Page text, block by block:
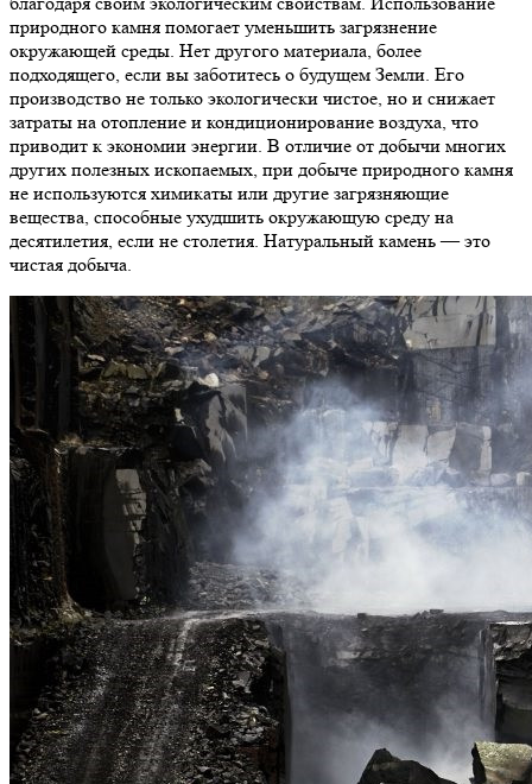
природного камня помогает уменьшить загрязнение
окружающей среды. Нет другого материала, более
подходящего, если вы заботитесь о будущем Земли. Его
производство не только экологически чистое, но и снижает
затраты на отопление и кондиционирование воздуха, что
приводит к экономии энергии. В отличие от добычи многих
других полезных ископаемых, при добыче природного камня
не используются химикаты или другие загрязняющие
вещества, способные ухудшить окружающую среду на
десятилетия, если не столетия. Натуральный камень — это
чистая добыча.